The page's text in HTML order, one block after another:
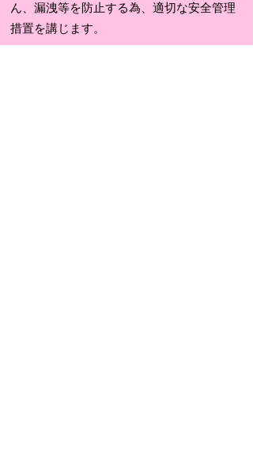
ん、漏洩等を防止する為、適切な安全管理
措置を講じます。